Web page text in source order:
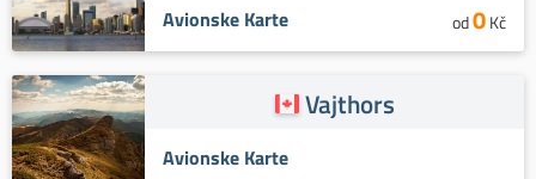
Avionske Karte od0Kč
Vajthors
Avionske Karte